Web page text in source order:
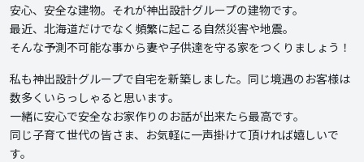
安心、安全な建物。それが神出設計グループの建物です。
最近、北海道だけでなく頻繁に起こる自然災害や地震。
そんな予測不可能な事から妻や子供達を守る家をつくりましょう！
私も神出設計グループで自宅を新築しました。同じ境遇のお客様は
数多くいらっしゃると思います。
一緒に安心で安全なお家作りのお話が出来たら最高です。
同じ子育て世代の皆さま、お気軽に一声掛けて頂ければ嬉しいで
す。